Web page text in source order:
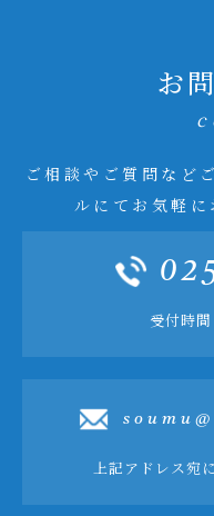
お
ご相談やご質問など
ルにてお気軽に
受付時
上記アドレス宛